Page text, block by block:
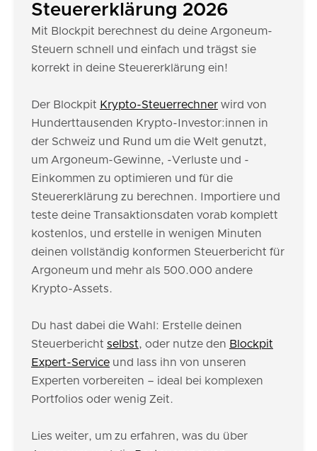
Steuererklärung 2026
Mit Blockpit berechnest du deine Argoneum-
Steuern schnell und einfach und trägst sie
korrekt in deine Steuererklärung ein!
Der Blockpit Krypto-Steuerrechner wird von
Hunderttausenden Krypto-Investor:innen in
der Schweiz und Rund um die Welt genutzt,
um Argoneum-Gewinne, -Verluste und -
Einkommen zu optimieren und für die
Steuererklärung zu berechnen. Importiere und
teste deine Transaktionsdaten vorab komplett
kostenlos, und erstelle in wenigen Minuten
deinen vollständig konformen Steuerbericht für
Argoneum und mehr als 500.000 andere
Krypto-Assets.
Du hast dabei die Wahl: Erstelle deinen
Steuerbericht selbst, oder nutze den Blockpit
Expert-Service und lass ihn von unseren
Experten vorbereiten – ideal bei komplexen
Portfolios oder wenig Zeit.
Lies weiter, um zu erfahren, was du über